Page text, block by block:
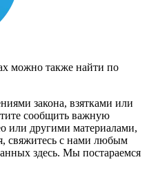
можно также найти по
закона, взятками или
сообщить важную
или другими материалами,
свяжитесь с нами любым
здесь. Мы постараемся